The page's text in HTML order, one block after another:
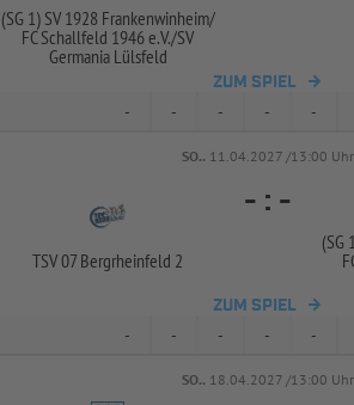
(SG 1) SV 1928 Frankenwinheim/
FC Schallfeld 1946 e.V./SV
Germania Lülsfeld
ZUM SPIEL
- - - - -
SO.. 11.04.2027 /13:00 Uhr
TSV 07 Bergrheinfeld 2
- : -
(SG
ZUM SPIEL
- - - - -
SO.. 18.04.2027 /13:00 Uhr